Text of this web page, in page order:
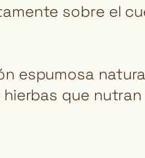
sobre el
espumosa
que